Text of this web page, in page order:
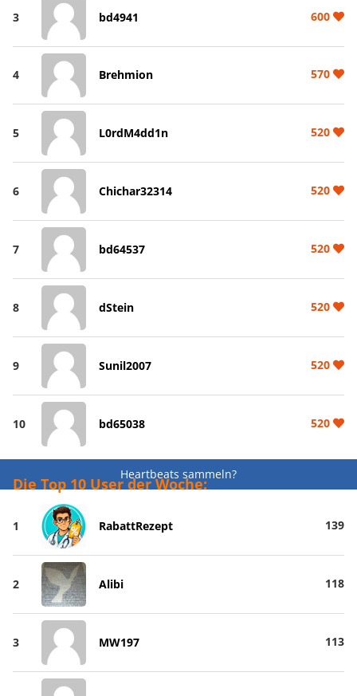
3 bd4941 600
4 Brehmion 570
5 L0rdM4dd1n 520
6 Chichar32314 520
7 bd64537 520
8 dStein 520
9 Sunil2007 520
10 bd65038 520
Heartbeats sammeln?
Die Top 10 User der Woche:
1 RabattRezept 139
2 Alibi 118
3 MW197 113